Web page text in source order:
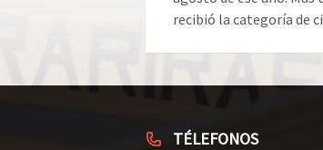
recibió la categoría de
TÉLEFONOS